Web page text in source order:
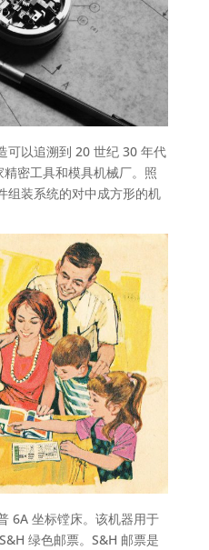
可以追溯到 20 世纪 30 年代
密工具和模具机械厂。照
组装系统的对中成方形的机
6A 坐标镗床。该机器用于
绿色邮票。S&H 邮票是